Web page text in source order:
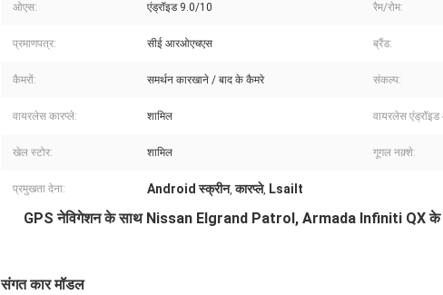
ओएस: एंड्रॉइड 9.0/10 रैम/रोम:
प्रमाणपत्र: सीई आरओएचएस ब्रैंड:
कैमरों: समर्थन कारखाने / बाद के कैमरे संकल्प:
वायरलेस कारप्ले: शामिल वायरलेस
खेल स्टोर: शामिल गूगल नक़्शे:
प्रमुखता देना: Android स्क्रीन,कारप्ले, Lsailt
GPS नेविगेशन के साथ Nissan Elgrand Patrol, Armada Infiniti QX के
संगत कार मॉडल